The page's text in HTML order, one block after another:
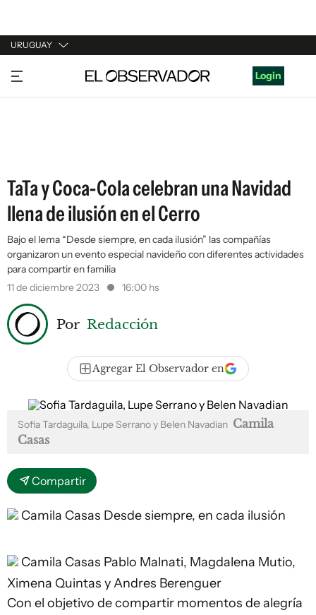
URUGUAY
URUGUAY
ARGENTINA
Login
TaTa y Coca-Cola celebran una Navidad
llena de ilusión en el Cerro
Bajo el lema “Desde siempre, en cada ilusión” las compañías
organizaron un evento especial navideño con diferentes actividades
para compartir en familia
11 de diciembre 2023
16:00 hs
Por Redacción
Agregar El Observador en
Sofia Tardaguila, Lupe Serrano y Belen Navadian Camila
Casas
Compartir
Camila Casas Desde siempre, en cada ilusión
Camila Casas Pablo Malnati, Magdalena Mutio,
Ximena Quintas y Andres Berenguer
Con el objetivo de compartir momentos de alegría